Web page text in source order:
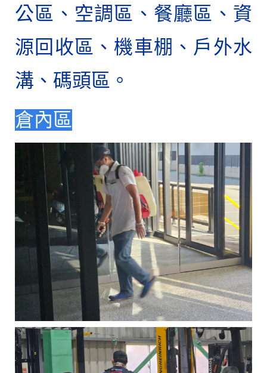
公區、空調區、餐廳區、資
源回收區、機車棚、戶外水
溝、碼頭區。
倉內區